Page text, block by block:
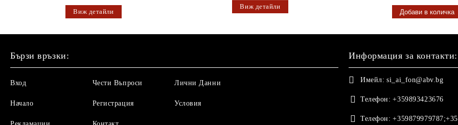
Виж детайли
Виж детайли
Бързи връзки:
Вход
Начало
Чести Въпроси
Регистрация
Лични Данни
Условия
Информация за контакти:
Имейл: si_ai_fon@abv.bg
Телефон: +359893423676
Телефон: